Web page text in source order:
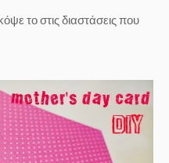
το στις διαστάσεις που